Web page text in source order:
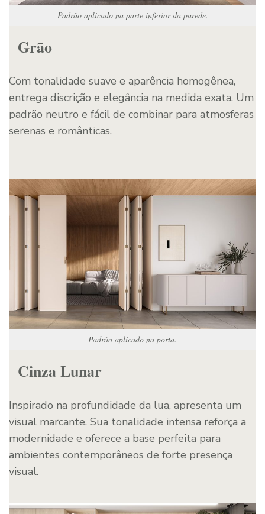
Padrão aplicado na parte inferior da parede.
Grão
Com tonalidade suave e aparência homogênea,
entrega discrição e elegância na medida exata. Um
padrão neutro e fácil de combinar para atmosferas
serenas e românticas.
Padrão aplicado na porta.
Cinza Lunar
Inspirado na profundidade da lua, apresenta um
visual marcante. Sua tonalidade intensa reforça a
modernidade e oferece a base perfeita para
ambientes contemporâneos de forte presença
visual.